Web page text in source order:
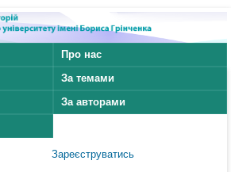
Про нас
За темами
За авторами
Зареєструватись